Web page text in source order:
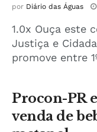
por Diário das Águas
1.0x Ouça este
Justiça e
promove entre
Procon-PR
venda de